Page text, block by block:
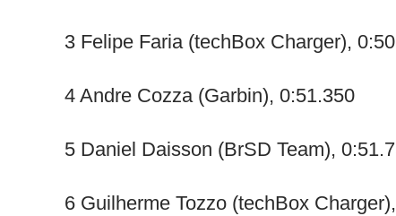
3 Felipe Faria (techBox Charger),
4 Andre Cozza (Garbin), 0:51.350
5 Daniel Daisson (BrSD Team),
6 Guilherme Tozzo (techBox